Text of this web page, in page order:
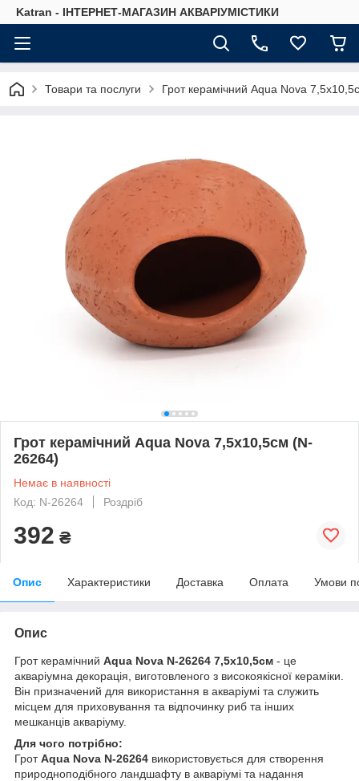
Katran - ІНТЕРНЕТ-МАГАЗИН АКВАРІУМІСТИКИ
Товари та послуги Грот керамічний Aqua Nova
Грот керамічний Aqua Nova 7,5x10,5см (N-
26264)
Немає в наявності
Код: N-26264
Роздріб
392 ₴
Опис Характеристики Доставка Оплата Умови
Опис
Грот керамічний Aqua Nova N-26264 7,5x10,5см - це
акваріумна декорація, виготовленого з високоякісної кераміки.
Він призначений для використання в акваріумі та служить
місцем для приховування та відпочинку риб та інших
мешканців акваріуму.
Для чого потрібно:
ГротAqua Nova N-26264 використовується для створення
природноподібного ландшафту в акваріумі та надання